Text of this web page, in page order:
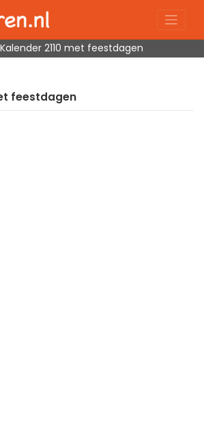
Kalender 2110 met feestdagen
feestdagen